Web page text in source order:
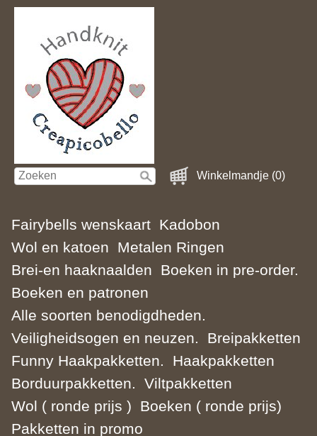
Winkelmandje (0)
Fairybells wenskaart Kadobon
Wol en katoen
Metalen Ringen
Brei-en haaknaalden
Boeken in pre-order.
Boeken en patronen
Alle soorten benodigdheden.
Veiligheidsogen en neuzen.
Breipakketten
Funny Haakpakketten.
Haakpakketten
Borduurpakketten.
Viltpakketten
Wol ( ronde prijs )
Boeken ( ronde prijs)
Pakketten in promo